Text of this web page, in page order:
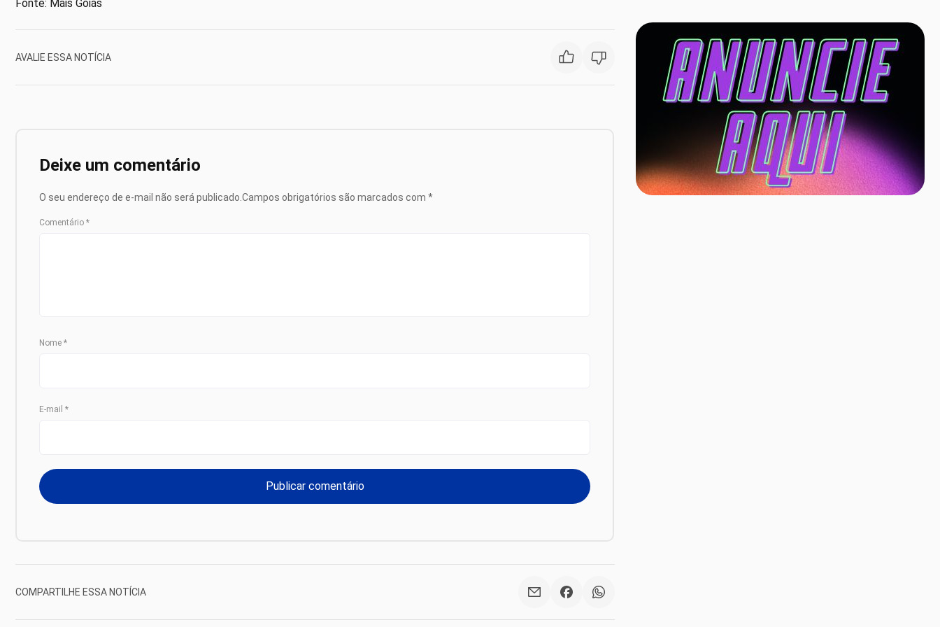
Fonte: Mais Goiás
AVALIE ESSA NOTÍCIA
Deixe um comentário
O seu endereço de e-mail não será publicado.Campos obrigatórios são marcados com *
Comentário *
Nome *
E-mail *
COMPARTILHE ESSA NOTÍCIA